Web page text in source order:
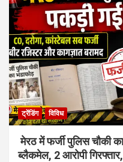
ट्रेंडिंग विविध
मेरठ में फर्जी पुलिस चौकी
ब्लैकमेल, 2 आरोपी